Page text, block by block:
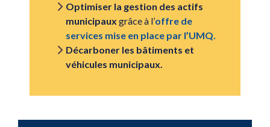
Optimiser la gestion des actifs
municipaux grâce à l’offre de
services mise en place par l’UMQ.
Décarboner les bâtiments et
véhicules municipaux.